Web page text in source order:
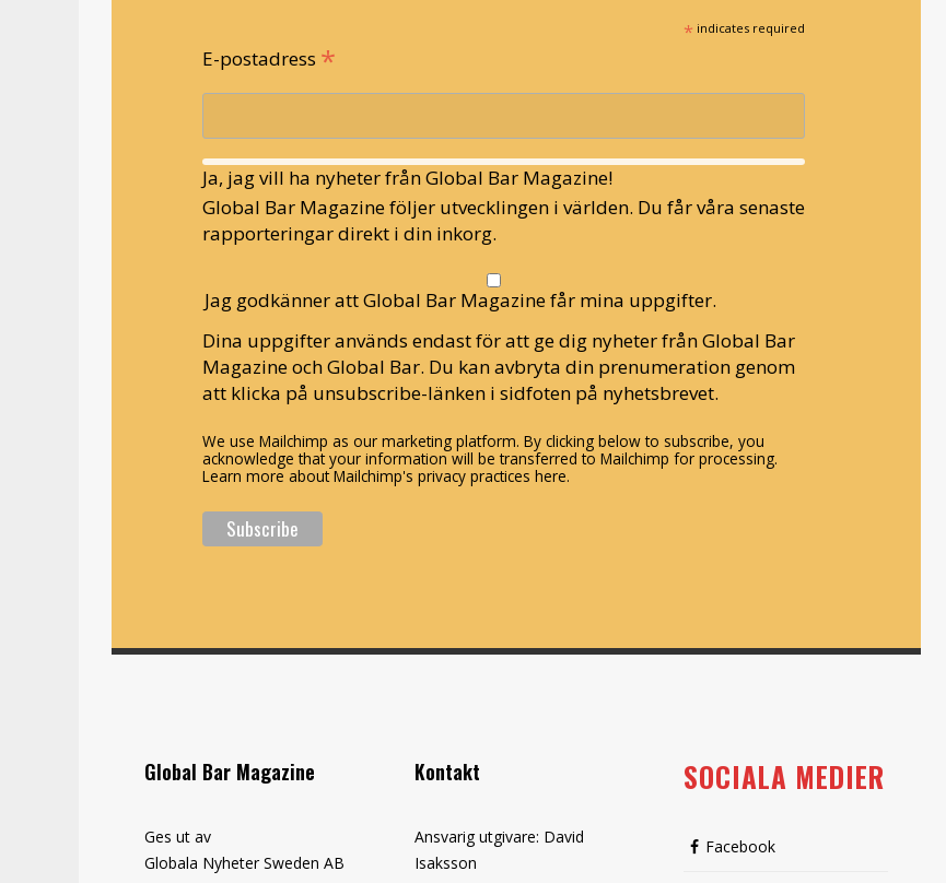
* indicates required
E-postadress *
Ja, jag vill ha nyheter från Global Bar Magazine!
Global Bar Magazine följer utvecklingen i världen. Du får våra senaste
rapporteringar direkt i din inkorg.
Jag godkänner att Global Bar Magazine får mina uppgifter.
Dina uppgifter används endast för att ge dig nyheter från Global Bar
Magazine och Global Bar. Du kan avbryta din prenumeration genom
att klicka på unsubscribe-länken i sidfoten på nyhetsbrevet.
We use Mailchimp as our marketing platform. By clicking below to subscribe, you
acknowledge that your information will be transferred to Mailchimp for processing.
Learn more about Mailchimp's privacy practices here.
Global Bar Magazine
Ges ut av
Globala Nyheter Sweden AB
Kontakt
Ansvarig utgivare: David
Isaksson
SOCIALA MEDIER
Facebook